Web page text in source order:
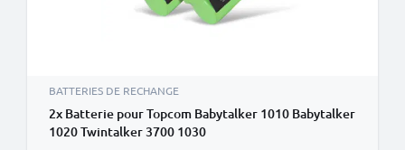
BATTERIES DE RECHANGE
2x Batterie pour Topcom Babytalker 1010 Babytalker
1020 Twintalker 3700 1030